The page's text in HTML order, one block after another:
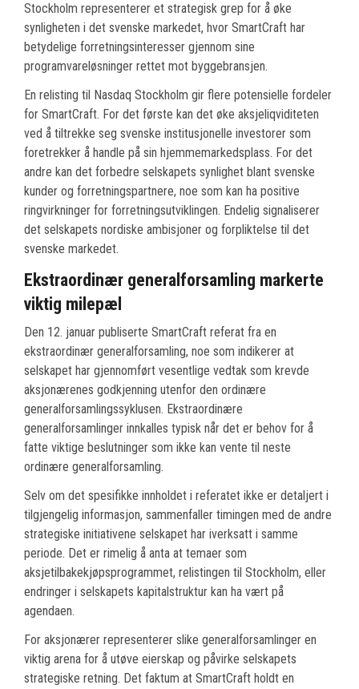
Stockholm representerer et strategisk grep for å øke
synligheten i det svenske markedet, hvor SmartCraft har
betydelige forretningsinteresser gjennom sine
programvareløsninger rettet mot byggebransjen.
En relisting til Nasdaq Stockholm gir flere potensielle fordeler
for SmartCraft. For det første kan det øke aksjeliqviditeten
ved å tiltrekke seg svenske institusjonelle investorer som
foretrekker å handle på sin hjemmemarkedsplass. For det
andre kan det forbedre selskapets synlighet blant svenske
kunder og forretningspartnere, noe som kan ha positive
ringvirkninger for forretningsutviklingen. Endelig signaliserer
det selskapets nordiske ambisjoner og forpliktelse til det
svenske markedet.
Ekstraordinær generalforsamling markerte
viktig milepæl
Den 12. januar publiserte SmartCraft referat fra en
ekstraordinær generalforsamling, noe som indikerer at
selskapet har gjennomført vesentlige vedtak som krevde
aksjonærenes godkjenning utenfor den ordinære
generalforsamlingssyklusen. Ekstraordinære
generalforsamlinger innkalles typisk når det er behov for å
fatte viktige beslutninger som ikke kan vente til neste
ordinære generalforsamling.
Selv om det spesifikke innholdet i referatet ikke er detaljert i
tilgjengelig informasjon, sammenfaller timingen med de andre
strategiske initiativene selskapet har iverksatt i samme
periode. Det er rimelig å anta at temaer som
aksjetilbakekjøpsprogrammet, relistingen til Stockholm, eller
endringer i selskapets kapitalstruktur kan ha vært på
agendaen.
For aksjonærer representerer slike generalforsamlinger en
viktig arena for å utøve eierskap og påvirke selskapets
strategiske retning. Det faktum at SmartCraft holdt en